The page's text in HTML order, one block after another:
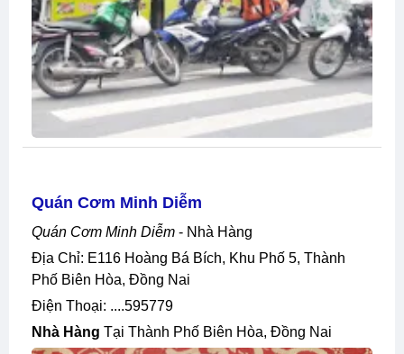
Quán Cơm Minh Diễm
Quán Cơm Minh Diễm - Nhà Hàng
Địa Chỉ: E116 Hoàng Bá Bích, Khu Phố 5, Thành
Phố Biên Hòa, Đồng Nai
Điện Thoại: ....595779
Nhà Hàng Tại Thành Phố Biên Hòa, Đồng Nai